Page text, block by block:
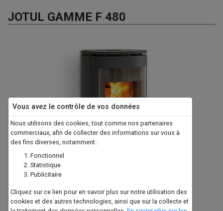
Vous avez le contrôle de vos données
Nous utilisons des cookies, tout comme nos partenaires
commerciaux, afin de collecter des informations sur vous à
des fins diverses, notamment :
Fonctionnel
Statistique
Publicitaire
Cliquez sur ce lien pour en savoir plus sur notre utilisation des
cookies et des autres technologies, ainsi que sur la collecte et
JOTUL GAMME F 480
Previous
Le poêle qui se fond partout !